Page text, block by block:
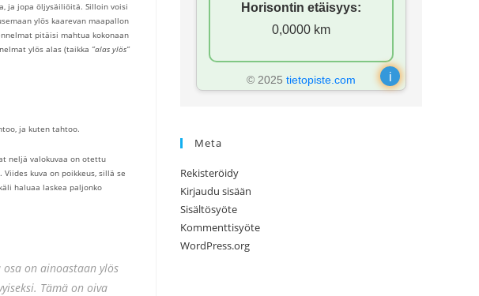
ja jopa öljysäiliöitä. Silloin voisi
ylös kaarevan maapallon
pitäisi mahtua kokonaan
ylös alas (taikka ”alas ylös”
ja kuten tahtoo.
neljä valokuvaa on otettu
Viides kuva on poikkeus, sillä se
haluaa laskea paljonko
on ainoastaan ylös
Tämä on oiva
Horisontin etäisyys:
0,0000 km
i
© 2025 tietopiste.com
Meta
Rekisteröidy
Kirjaudu sisään
Sisältösyöte
Kommenttisyöte
WordPress.org